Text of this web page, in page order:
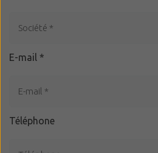
E-mail *
Téléphone